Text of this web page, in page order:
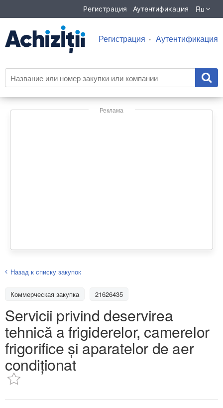
Регистрация Аутентификация Ru
Регистрация Аутентификация
Реклама
Назад к списку закупок
Коммерческая закупка 21626435
Servicii privind deservirea
tehnică a frigiderelor, camerelor
frigorifice și aparatelor de aer
condiționat